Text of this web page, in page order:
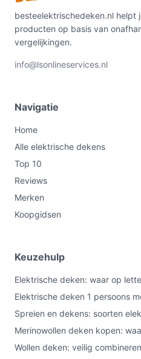
besteelektrischedeken.nl helpt
producten op basis van
vergelijkingen.
info@lsonlineservices.nl
Navigatie
Home
Alle elektrische dekens
Top 10
Reviews
Merken
Koopgidsen
Keuzehulp
Elektrische deken: waar op
Elektrische deken 1 persoons
Spreien en dekens: soorten
Merinowollen deken kopen:
Wollen deken: veilig